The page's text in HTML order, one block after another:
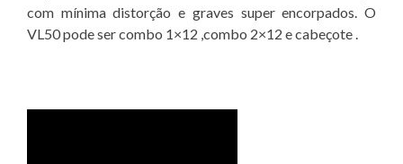
com mínima distorção e graves super encorpados. O
VL50 pode ser combo 1×12 ,combo 2×12 e cabeçote .